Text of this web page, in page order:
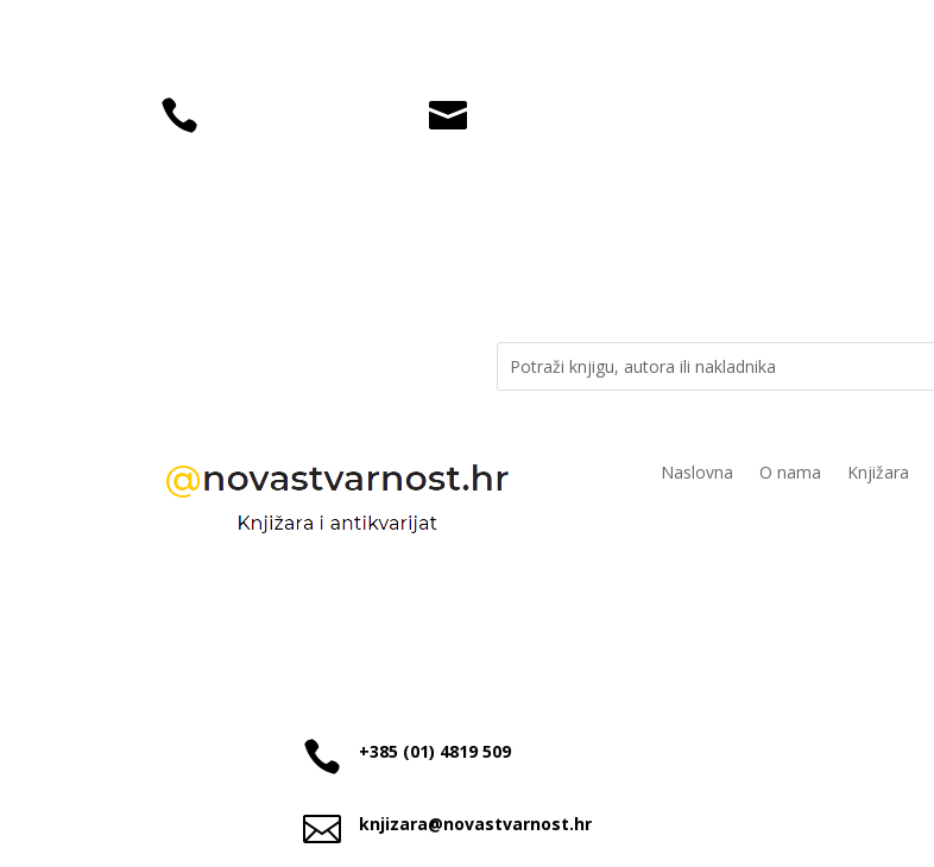
 
Naslovna O nama Knjižara
 +385 (01) 4819 509
 knjizara@novastvarnost.hr